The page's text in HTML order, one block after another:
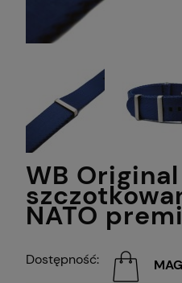
WB
NATO
Dostępność: